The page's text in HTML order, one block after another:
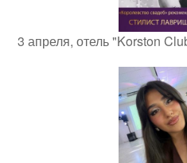
3 апреля, отель "Korston